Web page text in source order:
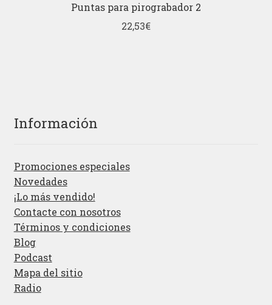
Puntas para pirograbador 2
22,53€
Información
Promociones especiales
Novedades
¡Lo más vendido!
Contacte con nosotros
Términos y condiciones
Blog
Podcast
Mapa del sitio
Radio